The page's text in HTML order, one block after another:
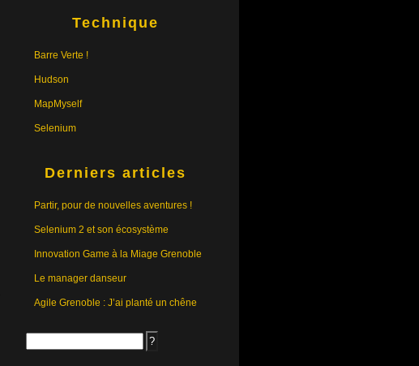
Technique
Barre Verte !
Hudson
MapMyself
Selenium
Derniers articles
Partir, pour de nouvelles aventures !
Selenium 2 et son écosystème
Innovation Game à la Miage Grenoble
Le manager danseur
Agile Grenoble : J’ai planté un chêne